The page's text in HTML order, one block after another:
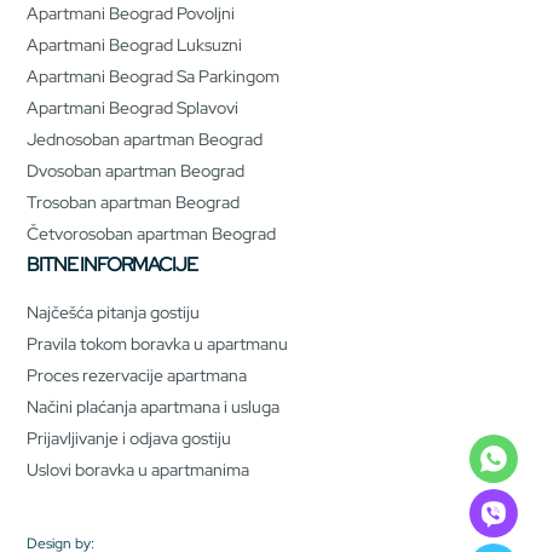
Apartmani Beograd Povoljni
Apartmani Beograd Luksuzni
Apartmani Beograd Sa Parkingom
Apartmani Beograd Splavovi
Jednosoban apartman Beograd
Dvosoban apartman Beograd
Trosoban apartman Beograd
Četvorosoban apartman Beograd
BITNE INFORMACIJE
Najčešća pitanja gostiju
Pravila tokom boravka u apartmanu
Proces rezervacije apartmana
Načini plaćanja apartmana i usluga
Prijavljivanje i odjava gostiju
Uslovi boravka u apartmanima
Design by: